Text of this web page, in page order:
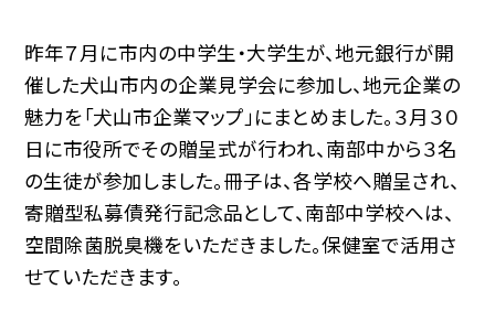
昨年７月に市内の中学生・大学生が、地元銀行が開
催した犬山市内の企業見学会に参加し、地元企業の
魅力を「犬山市企業マップ」にまとめました。３月３０
日に市役所でその贈呈式が行われ、南部中から３名
の生徒が参加しました。冊子は、各学校へ贈呈され、
寄贈型私募債発行記念品として、南部中学校へは、
空間除菌脱臭機をいただきました。保健室で活用さ
せていただきます。